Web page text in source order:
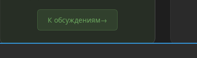
К обсуждениям→